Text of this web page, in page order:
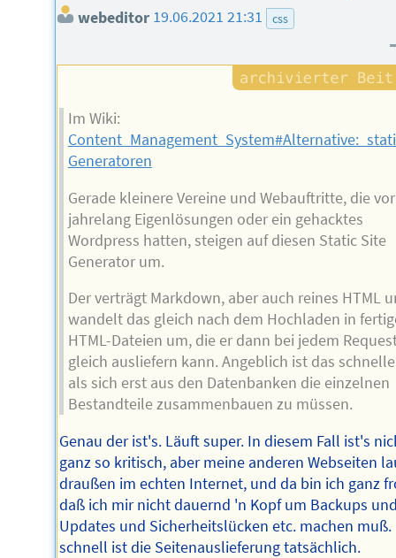
webeditor 19.06.2021 21:31 css
Im Wiki:
Generatoren
Gerade kleinere Vereine und Webauftritte, die
jahrelang Eigenlösungen oder ein gehacktes
Wordpress hatten, steigen auf diesen Static Site
Generator um.
Der verträgt Markdown, aber auch reines HTML
wandelt das gleich nach dem Hochladen in
HTML-Dateien um, die er dann bei jedem
gleich ausliefern kann. Angeblich ist das
als sich erst aus den Datenbanken die einzelnen
Bestandteile zusammenbauen zu müssen.
Genau der ist's. Läuft super. In diesem Fall ist's
ganz so kritisch, aber meine anderen Webseiten
draußen im echten Internet, und da bin ich ganz
daß ich mir nicht dauernd 'n Kopf um Backups
Updates und Sicherheitslücken etc. machen muß.
schnell ist die Seitenauslieferung tatsächlich.